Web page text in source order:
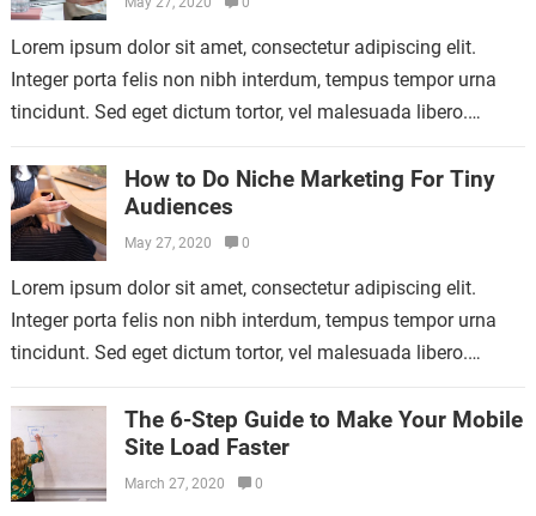
Lorem ipsum dolor sit amet, consectetur adipiscing elit.
Integer porta felis non nibh interdum, tempus tempor urna
tincidunt. Sed eget dictum tortor, vel malesuada libero.
How to Do Niche Marketing For Tiny
Audiences
May 27, 2020 0
Lorem ipsum dolor sit amet, consectetur adipiscing elit.
Integer porta felis non nibh interdum, tempus tempor urna
tincidunt. Sed eget dictum tortor, vel malesuada libero.
The 6-Step Guide to Make Your Mobile
Site Load Faster
March 27, 2020 0